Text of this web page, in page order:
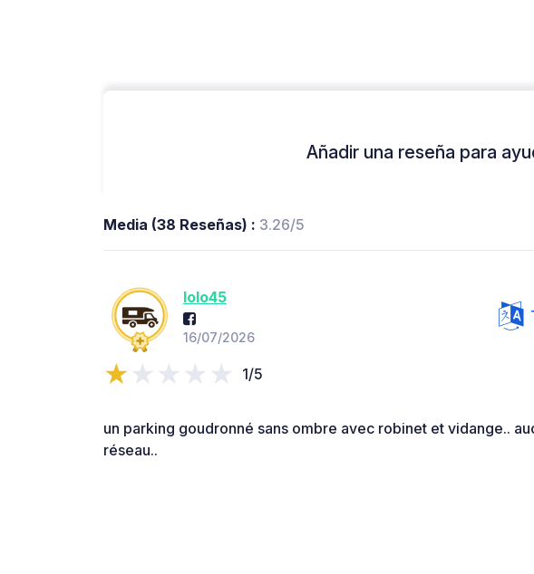
Añadir una reseña para
Media (38 Reseñas) : 3.26/5
lolo45
16/07/2026
1/5
un parking goudronné sans ombre avec robinet et vidange..
réseau..